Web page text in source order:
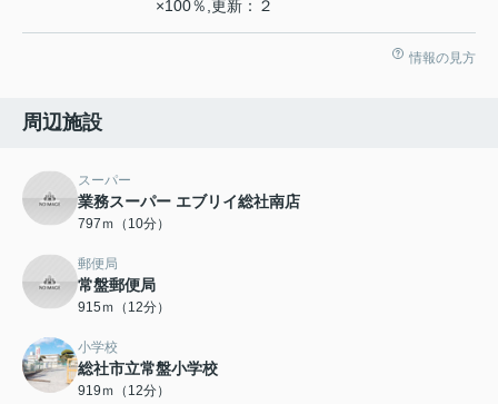
×100％,更新：２
情報の見方
周辺施設
スーパー
業務スーパー エブリイ総社南店
797ｍ（10分）
郵便局
常盤郵便局
915ｍ（12分）
小学校
総社市立常盤小学校
919ｍ（12分）